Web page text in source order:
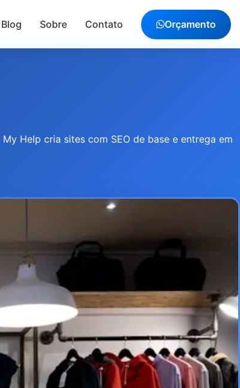
Blog Sobre Contato Orçamento
Help cria sites com SEO de base e entrega em